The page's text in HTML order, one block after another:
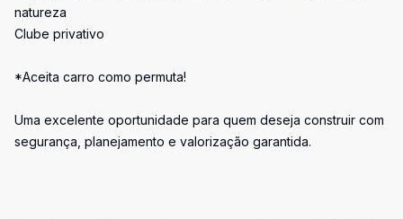
natureza
Clube privativo
*Aceita carro como permuta!
Uma excelente oportunidade para quem deseja construir com
segurança, planejamento e valorização garantida.